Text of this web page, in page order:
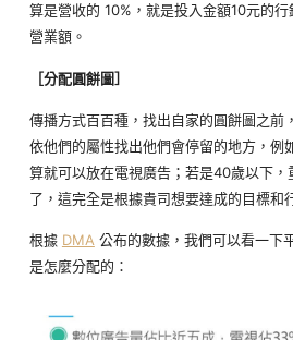
算是營收的 10%，就是投入金額10元的
營業額。
［分配圓餅圖］
傳播方式百百種，找出自家的圓餅圖之前
依他們的屬性找出他們會停留的地方，例
算就可以放在電視廣告；若是40歲以下，
了，這完全是根據貴司想要達成的目標和
根據 DMA公布的數據，我們可以看一下
是怎麼分配的：